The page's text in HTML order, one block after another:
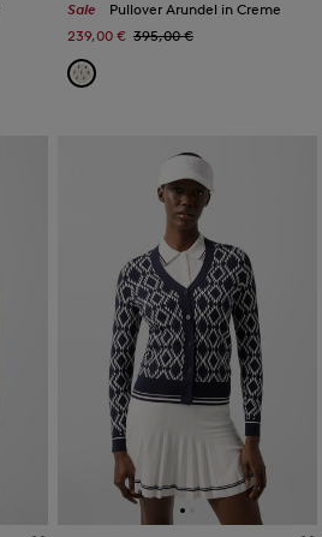
Sale
Pullover Arundel in Creme
239,00 € 395,00 €